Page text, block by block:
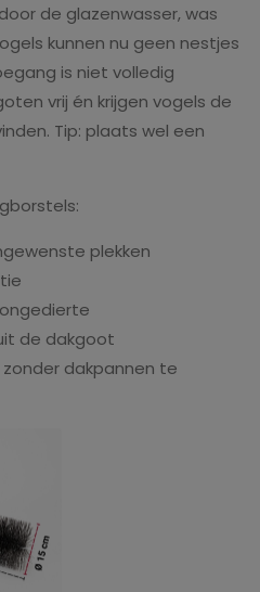
de glazenwasser, was
kunnen nu geen nestjes
is niet volledig
vrij én krijgen vogels de
Tip: plaats wel een
plekken
de dakgoot
dakpannen te